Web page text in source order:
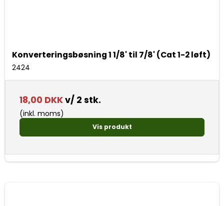
Konverteringsbøsning 1 1/8' til 7/8' (Cat 1-2 løft)
2424
18,00 DKKv/ 2 stk.
(inkl. moms)
Vis produkt